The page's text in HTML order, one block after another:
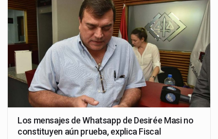
Los mensajes de Whatsapp de Desirée Masi no
constituyen aún prueba, explica Fiscal